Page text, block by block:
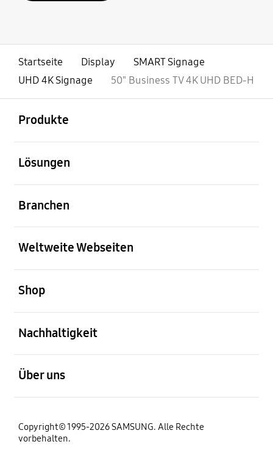
Startseite Display
SMART Signage
UHD 4K Signage
50" Business TV 4K UHD BED-H
Produkte
Lösungen
Branchen
Weltweite Webseiten
Shop
Nachhaltigkeit
Über uns
Copyright© 1995-2026 SAMSUNG. Alle Rechte
vorbehalten.